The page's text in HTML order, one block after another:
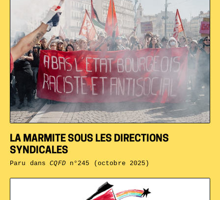
LA MARMITE SOUS LES DIRECTIONS
SYNDICALES
Paru dansCQFDn°245 (octobre 2025)